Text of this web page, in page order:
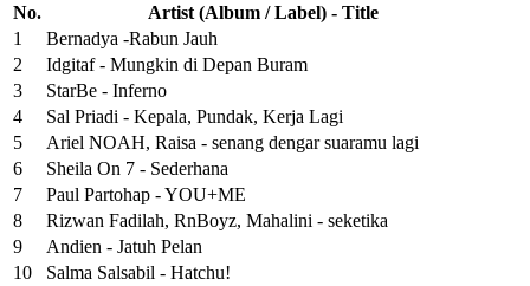
No.
Artist (Album / Label) - Title
1
Bernadya -Rabun Jauh
2
Idgitaf - Mungkin di Depan Buram
3
StarBe - Inferno
4
Sal Priadi - Kepala, Pundak, Kerja Lagi
5
Ariel NOAH, Raisa - senang dengar suaramu lagi
6
Sheila On 7 - Sederhana
7
Paul Partohap - YOU+ME
8
Rizwan Fadilah, RnBoyz, Mahalini - seketika
9
Andien - Jatuh Pelan
10
Salma Salsabil - Hatchu!